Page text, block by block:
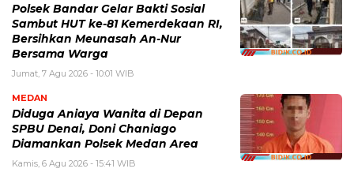
Polsek Bandar Gelar Bakti Sosial
Sambut HUT ke-81 Kemerdekaan RI,
Bersihkan Meunasah An-Nur
Bersama Warga
Jumat, 7 Agu 2026 - 10:01 WIB
MEDAN
Diduga Aniaya Wanita di Depan
SPBU Denai, Doni Chaniago
Diamankan Polsek Medan Area
Kamis, 6 Agu 2026 - 15:41 WIB